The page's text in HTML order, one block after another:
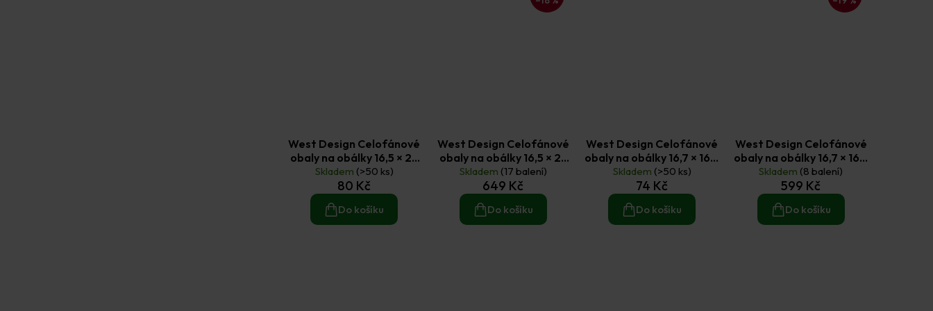
West Design Celofánové
obaly na obálky 16,5 × 23
cm (50 ks)
Skladem (>50 ks)
80 Kč
Do košíku
West Design Celofánové
obaly na obálky 16,5 × 23
cm (500 ks)
Skladem (17 balení)
649 Kč
Do košíku
West Design Celofánové
obaly na obálky 16,7 × 16,7
cm (50 ks)
Skladem (>50 ks)
74 Kč
Do košíku
West Design Celofánové
obaly na obálky 16,7 × 16,7
cm (500 ks)
Skladem (8 balení)
599 Kč
Do košíku